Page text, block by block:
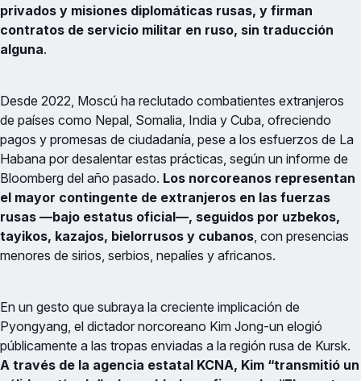
privados y misiones diplomáticas rusas, y firman
contratos de servicio militar en ruso, sin traducción
alguna.
Desde 2022, Moscú ha reclutado combatientes extranjeros
de países como Nepal, Somalia, India y Cuba, ofreciendo
pagos y promesas de ciudadanía, pese a los esfuerzos de La
Habana por desalentar estas prácticas, según un informe de
Bloomberg del año pasado. Los norcoreanos representan
el mayor contingente de extranjeros en las fuerzas
rusas —bajo estatus oficial—, seguidos por uzbekos,
tayikos, kazajos, bielorrusos y cubanos , con presencias
menores de sirios, serbios, nepalíes y africanos.
En un gesto que subraya la creciente implicación de
Pyongyang, el dictador norcoreano Kim Jong-un elogió
públicamente a las tropas enviadas a la región rusa de Kursk.
A través de la agencia estatal KCNA, Kim “transmitió un